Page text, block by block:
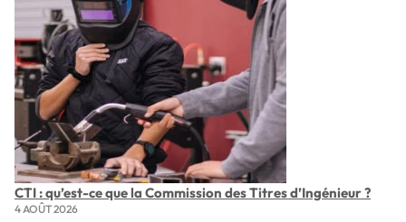
CTI : qu’est-ce que la Commission des Titres d’Ingénieur ?
4 AOÛT 2026